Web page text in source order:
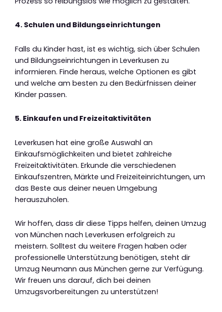
4. Schulen und Bildungseinrichtungen
Falls du Kinder hast, ist es wichtig, sich über Schulen
und Bildungseinrichtungen in Leverkusen zu
informieren. Finde heraus, welche Optionen es gibt
und welche am besten zu den Bedürfnissen deiner
Kinder passen.
5. Einkaufen und Freizeitaktivitäten
Leverkusen hat eine große Auswahl an
Einkaufsmöglichkeiten und bietet zahlreiche
Freizeitaktivitäten. Erkunde die verschiedenen
Einkaufszentren, Märkte und Freizeiteinrichtungen, um
das Beste aus deiner neuen Umgebung
herauszuholen.
Wir hoffen, dass dir diese Tipps helfen, deinen Umzug
von München nach Leverkusen erfolgreich zu
meistern. Solltest du weitere Fragen haben oder
professionelle Unterstützung benötigen, steht dir
Umzug Neumann aus München gerne zur Verfügung.
Wir freuen uns darauf, dich bei deinen
Umzugsvorbereitungen zu unterstützen!